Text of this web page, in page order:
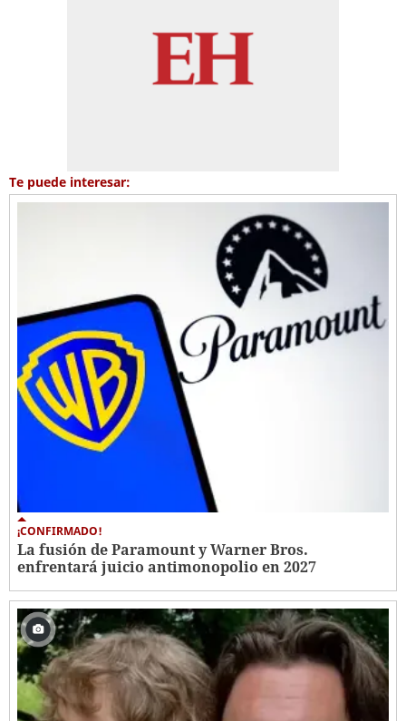
Te puede interesar:
¡CONFIRMADO!
La fusión de Paramount y Warner Bros.
enfrentará juicio antimonopolio en 2027